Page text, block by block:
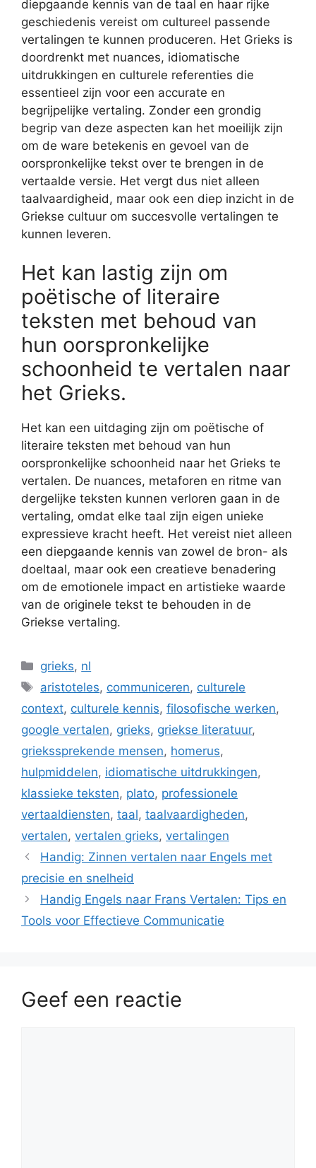
diepgaande kennis van de taal en haar rijke
geschiedenis vereist om cultureel passende
vertalingen te kunnen produceren. Het Grieks is
doordrenkt met nuances, idiomatische
uitdrukkingen en culturele referenties die
essentieel zijn voor een accurate en
begrijpelijke vertaling. Zonder een grondig
begrip van deze aspecten kan het moeilijk zijn
om de ware betekenis en gevoel van de
oorspronkelijke tekst over te brengen in de
vertaalde versie. Het vergt dus niet alleen
taalvaardigheid, maar ook een diep inzicht in de
Griekse cultuur om succesvolle vertalingen te
kunnen leveren.
Het kan lastig zijn om
poëtische of literaire
teksten met behoud van
hun oorspronkelijke
schoonheid te vertalen naar
het Grieks.
Het kan een uitdaging zijn om poëtische of
literaire teksten met behoud van hun
oorspronkelijke schoonheid naar het Grieks te
vertalen. De nuances, metaforen en ritme van
dergelijke teksten kunnen verloren gaan in de
vertaling, omdat elke taal zijn eigen unieke
expressieve kracht heeft. Het vereist niet alleen
een diepgaande kennis van zowel de bron- als
doeltaal, maar ook een creatieve benadering
om de emotionele impact en artistieke waarde
van de originele tekst te behouden in de
Griekse vertaling.
Categorieën
grieks, nl
Tags
aristoteles, communiceren, culturele
context, culturele kennis, filosofische werken,
google vertalen, grieks, griekse literatuur,
griekssprekende mensen, homerus,
hulpmiddelen, idiomatische uitdrukkingen,
klassieke teksten, plato, professionele
vertaaldiensten, taal, taalvaardigheden,
vertalen, vertalen grieks, vertalingen
Handig: Zinnen vertalen naar Engels met
precisie en snelheid
Handig Engels naar Frans Vertalen: Tips en
Tools voor Effectieve Communicatie
Geef een reactie